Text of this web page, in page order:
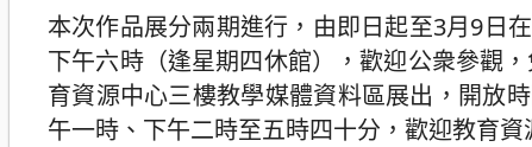
本次作品展分兩期進行，由即日起至3月9日
下午六時（逢星期四休館），歡迎公衆參觀
育資源中心三樓教學媒體資料區展出，開放
午一時、下午二時至五時四十分，歡迎教育資